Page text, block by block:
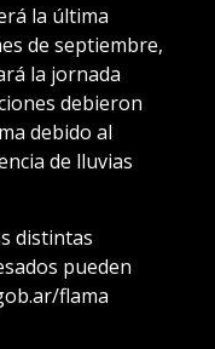
la última
de septiembre,
la jornada
debieron
debido al
de lluvias
distintas
pueden
flama